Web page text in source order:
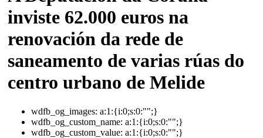
inviste 62.000 euros na
renovación da rede de
saneamento de varias rúas do
centro urbano de Melide
wdfb_og_images: a:1:{i:0;s:0:"";}
wdfb_og_custom_name: a:1:{i:0;s:0:"";}
wdfb_og_custom_value: a:1:{i:0;s:0:"";}